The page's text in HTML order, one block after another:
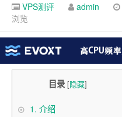
VPS测评 admin
浏览
目录 [隐藏]
1. 介绍